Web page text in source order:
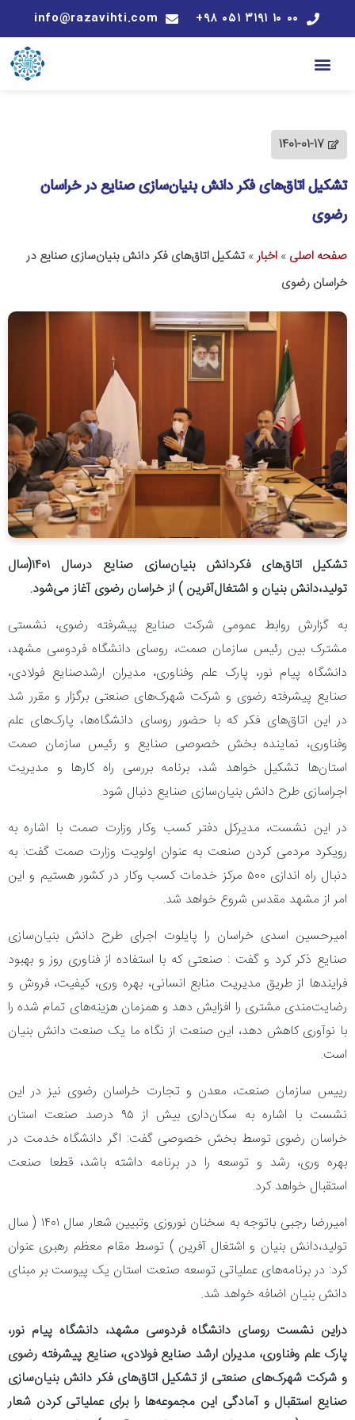
۰۰ ۱۰ ۳۱۹۱ ۰۵۱ ۹۸+ info@razavihti.com
1401-01-17
تشکیل اتاق‌های فکر دانش بنیان‌سازی صنایع در خراسان
رضوی
صفحه اصلی » اخبار» تشکیل اتاق‌های فکر دانش بنیان‌سازی صنایع در
خراسان رضوی
تشکیل اتاق‌های فکردانش بنیان‌سازی صنایع درسال ۱۴۰۱(سال
تولید،دانش بنیان و اشتغال‌آفرین ) از خراسان رضوی آغاز می‌شود.
به گزارش روابط عمومی شرکت صنایع پیشرفته رضوی، نشستی
مشترک بین رئیس سازمان صمت، روسای دانشگاه فردوسی مشهد،
دانشگاه پیام نور، پارک علم وفناوری، مدیران ارشدصنایع فولادی،
صنایع پیشرفته رضوی و شرکت شهرک‌های صنعتی برگزار و مقرر شد
در این اتاق‌های فکر که با حضور روسای دانشگاه‌ها، پارک‌های علم
وفناوری، نماینده بخش خصوصی صنایع و رئیس سازمان صمت
استان‌ها تشکیل خواهد شد، برنامه بررسی راه کارها و مدیریت
اجراسازی طرح دانش بنیان‌سازی صنایع دنبال شود.
در این نشست، مدیرکل دفتر کسب وکار وزارت صمت با اشاره به
رویکرد مردمی کردن صنعت به عنوان اولویت وزارت صمت گفت: به
دنبال راه اندازی ۵۰۰ مرکز خدمات کسب وکار در کشور هستیم و این
امر از مشهد مقدس شروع خواهد شد.
امیرحسین اسدی خراسان را پایلوت اجرای طرح دانش بنیان‌سازی
صنایع ذکر کرد و گفت : صنعتی که با استفاده از فناوری روز و بهبود
فرایندها از طریق مدیریت منابع انسانی، بهره وری، کیفیت، فروش و
رضایت‌مندی مشتری را افزایش دهد و همزمان هزینه‌های تمام شده را
با نوآوری کاهش دهد، این صنعت از نگاه ما یک صنعت دانش بنیان
است.
رییس سازمان صنعت، معدن و تجارت خراسان رضوی نیز در این
نشست با اشاره به سکان‌داری بیش از ۹۵ درصد صنعت استان
خراسان رضوی توسط بخش خصوصی گفت: اگر دانشگاه خدمت در
بهره وری، رشد و توسعه را در برنامه داشته باشد، قطعا صنعت
استقبال خواهد کرد.
امیررضا رجبی باتوجه به سخنان نوروزی وتبیین شعار سال ۱۴۰۱ ( سال
تولید،دانش بنیان و اشتغال آفرین ) توسط مقام معظم رهبری عنوان
کرد: در برنامه‌های عملیاتی توسعه صنعت استان یک پیوست بر مبنای
دانش بنیان اضافه خواهد شد.
دراین نشست روسای دانشگاه فردوسی مشهد، دانشگاه پیام نور،
پارک علم وفناوری، مدیران ارشد صنایع فولادی، صنایع پیشرفته رضوی
و شرکت شهرک‌های صنعتی از تشکیل اتاق‌های فکر دانش بنیان‌سازی
صنایع استقبال و آمادگی این مجموعه‌ها را برای عملیاتی کردن شعار